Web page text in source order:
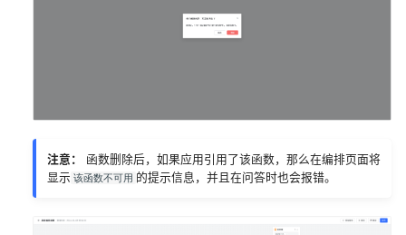
注意：
函数删除后，如果应用引用了该函数，那么在编排页面将
显示 该函数不可用 的提示信息，并且在问答时也会报错。